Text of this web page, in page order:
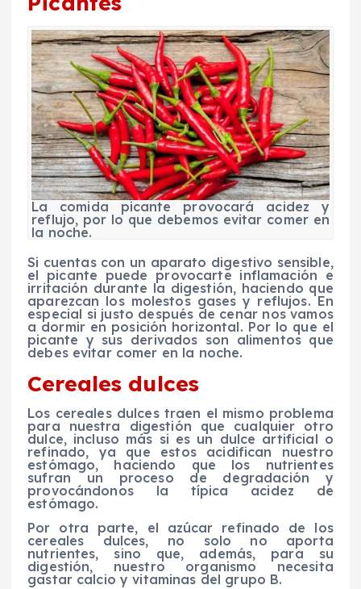
La comida picante provocará acidez y
reflujo, por lo que debemos evitar comer en
la noche.
Si cuentas con un aparato digestivo sensible,
el picante puede provocarte inflamación e
irritación durante la digestión, haciendo que
aparezcan los molestos gases y reflujos. En
especial si justo después de cenar nos vamos
a dormir en posición horizontal. Por lo que el
picante y sus derivados son alimentos que
debes evitar comer en la noche.
Cereales dulces
Los cereales dulces traen el mismo problema
para nuestra digestión que cualquier otro
dulce, incluso más si es un dulce artificial o
refinado, ya que estos acidifican nuestro
estómago, haciendo que los nutrientes
sufran un proceso de degradación y
provocándonos la típica acidez de
estómago.
Por otra parte, el azúcar refinado de los
cereales dulces, no solo no aporta
nutrientes, sino que, además, para su
digestión, nuestro organismo necesita
gastar calcio y vitaminas del grupo B.